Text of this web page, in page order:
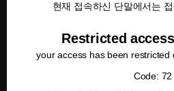
현재 접속하신 단말에서는
Restricted
your access has been restricted
Code: 72